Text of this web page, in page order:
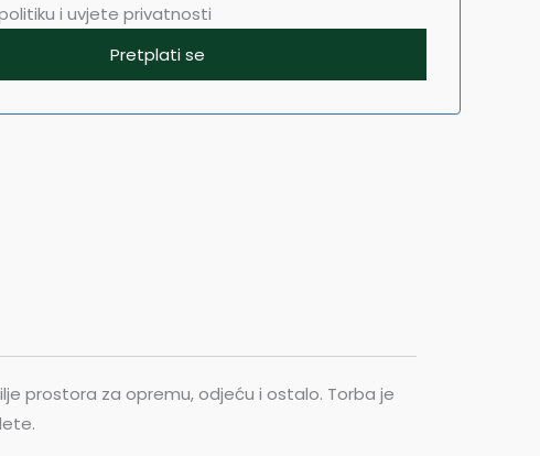
i uvjete privatnosti
prostora za opremu, odjeću i ostalo. Torba je